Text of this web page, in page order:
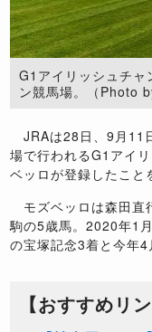
G1アイリッシュチャ
ン競馬場。（Photo
JRAは28日、9月11
場で行われるG1アイ
ベッロが登録したこと
モズベッロは森田直
駒の5歳馬。2020年1
の宝塚記念3着と今年4
【おすすめリン